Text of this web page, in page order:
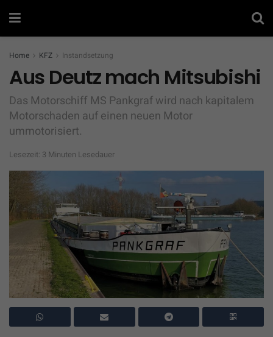
Home KFZ Instandsetzung
Aus Deutz mach Mitsubishi
Das Motorschiff MS Pankgraf wird nach kapitalem
Motorschaden auf einen neuen Motor
ummotorisiert.
Lesezeit: 3 Minuten Lesedauer